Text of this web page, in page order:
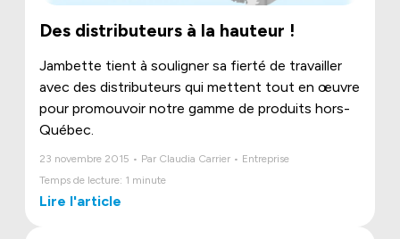
Des distributeurs à la hauteur !
Jambette tient à souligner sa fierté de travailler
avec des distributeurs qui mettent tout en œuvre
pour promouvoir notre gamme de produits hors-
Québec.
23 novembre 2015 • Par Claudia Carrier • Entreprise
Temps de lecture: 1 minute
Lire l'article